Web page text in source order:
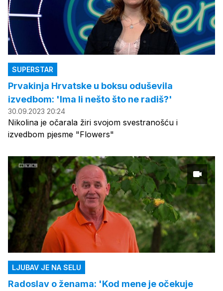
SUPERSTAR
Prvakinja Hrvatske u boksu oduševila
izvedbom: 'Ima li nešto što ne radiš?'
30.09.2023 20:24
Nikolina je očarala žiri svojom svestranošću i
izvedbom pjesme "Flowers"
LJUBAV JE NA SELU
Radoslav o ženama: 'Kod mene je očekuje